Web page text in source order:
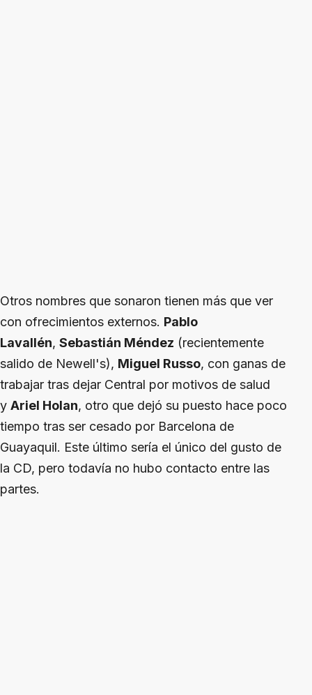
Otros nombres que sonaron tienen más que ver
con ofrecimientos externos. Pablo
Lavallén, Sebastián Méndez (recientemente
salido de Newell's), Miguel Russo, con ganas de
trabajar tras dejar Central por motivos de salud
y Ariel Holan, otro que dejó su puesto hace poco
tiempo tras ser cesado por Barcelona de
Guayaquil. Este último sería el único del gusto de
la CD, pero todavía no hubo contacto entre las
partes.